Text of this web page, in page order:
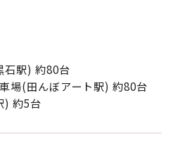
駅) 約80台
場(田んぼアート駅) 約80台
) 約5台